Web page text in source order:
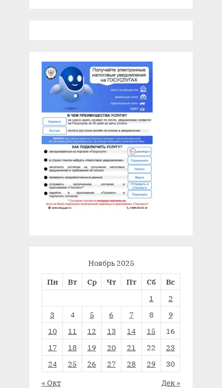
Ноябрь 2025
Пн
Вт Ср Чт Пт Сб
Вс
1
2
3
4 5 6 7 8
9
10
11 12 13 14 15
16
17
18 19 20 21 22
23
24
25 26 27 28 29
30
« Окт
Дек »